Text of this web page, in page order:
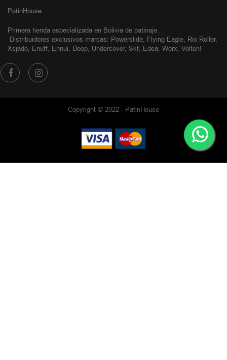
PatinHouse
Primera tienda especializada en Bolivia de patinaje.
Distribuidores exclusivos marcas: Powerslide, Flying Eagle, Rio Roller,
Xsjado, Enuff, Ennui, Doop, Undercover, Skf, Edea, Worx, Volten!
Copyright © 2022 - PatinHouse